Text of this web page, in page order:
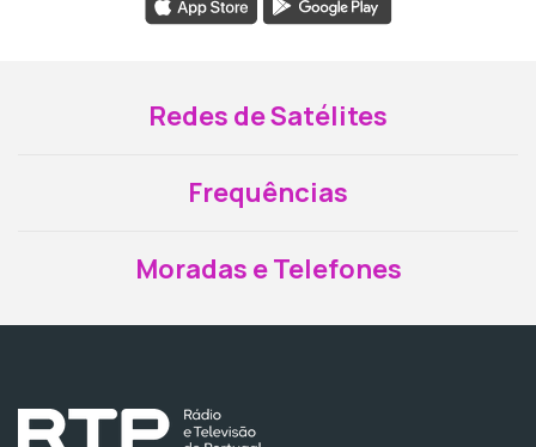
Redes de Satélites
Frequências
Moradas e Telefones